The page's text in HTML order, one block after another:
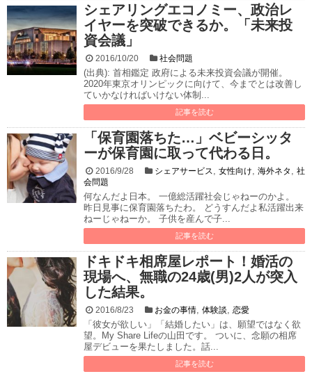
シェアリングエコノミー、政治レ
イヤーを突破できるか。「未来投
資会議」
2016/10/20 社会問題
(出典): 首相鑑定 政府による未来投資会議が開催。
2020年東京オリンピックに向けて、今までとは改善し
ていかなければいけない体制...
記事を読む
「保育園落ちた…」ベビーシッタ
ーが保育園に取って代わる日。
2016/9/28 シェアサービス, 女性向け, 海外ネタ , 社
会問題
何なんだよ日本。 一億総活躍社会じゃねーのかよ。
昨日見事に保育園落ちたわ。 どうすんだよ私活躍出来
ねーじゃねーか。 子供を産んで子...
記事を読む
ドキドキ相席屋レポート！婚活の
現場へ、無職の24歳(男)2人が突入
した結果。
2016/8/23 お金の事情, 体験談, 恋愛
「彼女が欲しい」「結婚したい」は、願望ではなく欲
望。My Share Lifeの山田です。 ついに、念願の相席
屋デビューを果たしました。話...
記事を読む